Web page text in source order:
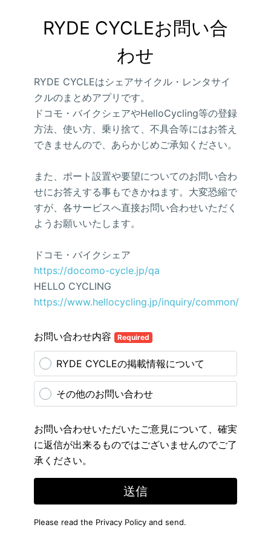
RYDE CYCLEお問い合
わせ
RYDE CYCLEはシェアサイクル・レンタサイ
クルのまとめアプリです。
ドコモ・バイクシェアやHelloCycling等の登録
方法、使い方、乗り捨て、不具合等にはお答え
できませんので、あらかじめご承知ください。
また、ポート設置や要望についてのお問い合わ
せにお答えする事もできかねます。大変恐縮で
すが、各サービスへ直接お問い合わせいただく
ようお願いいたします。
ドコモ・バイクシェア
https://docomo-cycle.jp/qa
HELLO CYCLING
https://www.hellocycling.jp/inquiry/common/
お問い合わせ内容 Required
RYDE CYCLEの掲載情報について
その他のお問い合わせ
お問い合わせいただいたご意見について、確実
に返信が出来るものではございませんのでご了
承ください。
送信
Please read the Privacy Policy and send.